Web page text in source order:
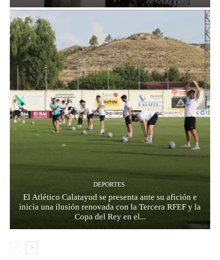
DEPORTES
El Atlético Calatayud se presenta ante su afición e
inicia una ilusión renovada con la Tercera RFEF y la
Copa del Rey en el...